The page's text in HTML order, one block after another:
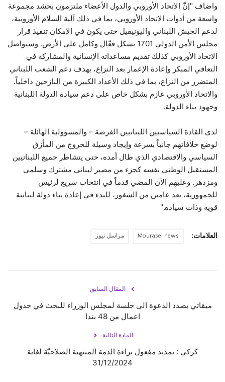
واضاف "إنَّ الاتحاد الأوروبي والدول الأعضاء ملتزمون بحشد مجموعة
واسعة من أدوات الاتحاد الأوروبي، بما في ذلك آلية السلام الأوروبية،
لدعم الجيش اللبناني واليونيفيل حتى يكون في الإمكان تنفيذ قرار
مجلس الأمن الدولي 1701 بشكل فعّال وكامل على الأرض. وسيواصل
الاتحاد الأوروبي كذلك تقديم مساعداته الإنسانية والمشاركة في
التعافي المبكر وإعادة الإعمار بعد النزاع، بهدف دعم الشعب اللبناني
المتضرر من النزاع، بما في ذلك الأعداد الكبيرة من النازحين داخلياً.
والاتحاد الأوروبي عازم بشكل خاص على دعم سيادة الدولة اللبنانية
وجهود بناء الدولة.
لدى القادة السياسيين اللبنانيين الفرصة – والمسؤولية الهائلة –
لوضع خلافاتهم جانباً بسرعة وإيجاد وسيلة للخروج من المأزق
السياسي والاقتصادي الذي طال أمده، حتى يتشاطر جميع اللبنانيين
المستقبل الوطني نفسه كجزء من مصير لبناني مشترك وسلمي
ومزدهر. وعليهم الآن المضي قدماً في انتخاب سريع لرئيس
للجمهورية، بعد عامين من الشغور، للبدء في إعادة بناء دولة لبنانية
قوية وذات سيادة."
العلامات: Mourasel news مراسل نيوز
المقال السابق
ميقاتي بصدد الدعوة الى جلسة لمجلس الوزراء للبحث في جدول
اعمال من 48 بندا
المادة التالية
كركي : تمديد مفعول براءة الذمة المنتهية الصلاحيّة لغاية
31/12/2024